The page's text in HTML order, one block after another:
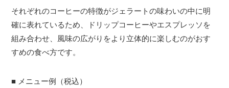
それぞれのコーヒーの特徴がジェラートの味わいの中に明
確に表れているため、ドリップコーヒーやエスプレッソを
組み合わせ、風味の広がりをより立体的に楽しむのがおす
すめの食べ方です。
■ メニュー例（税込）